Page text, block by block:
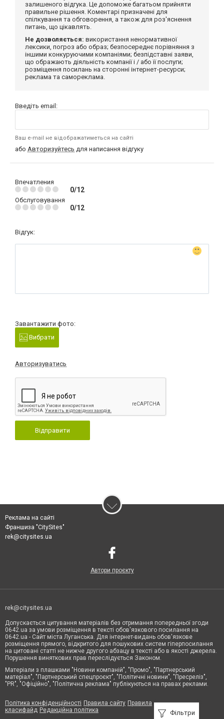
залишеного відгука. Це допоможе багатьом прийняти
правильне рішення. Коментарі призначені для
спілкування та обговорення, а також для роз'яснення
питань, що цікавлять.
Не дозволяється: використання ненормативної
лексики, погроз або образ; безпосереднє порівняння з
іншими конкуруючими компаніями; безпідставні заяви,
що ображають діяльність компанії і / або її послуги;
розміщення посилань на сторонні інтернет-ресурси;
реклама та самореклама.
Введіть email:
Ваш e-mail не відображатиметься на сайті
або Авторизуйтесь для написання відгуку
Впечатления
0/12
Обслуговування
0/12
Відгук:
Завантажити фото:
Вибрати
Авторизуватись
Відправити
Фільтри
Реклама на сайті
Франшиза "CitySites"
rek@citysites.ua
Автори проєкту
rek@citysites.ua
Допускається цитування матеріалів без отримання попередньої згоди
0642.ua за умови розміщення в тексті обов'язкового посилання на
0642.ua - Сайт міста Луганська. Для інтернет-видань обов'язкове
розміщення прямого, відкритого для пошукових систем гіперпосилання
на цитовані статті не нижче другого абзацу в тексті або в якості джерела.
Порушення виняткових прав переслідується Законом.
Матеріали з плашками "Новини компаній", "Промо", "Партнерський
матеріал", "Партнерський спецпроєкт", "Політичні новини", "Пресреліз",
"PR", "Офіційно", "Політична реклама" публікуються на правах реклами.
Політика конфіденційності Правила сайту Правила
класифайд Редакційна політика